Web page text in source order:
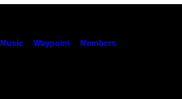
Music Waypoint Members